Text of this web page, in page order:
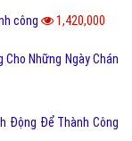
công 1,420,000
Những Ngày Chán
Động Để Thành Công